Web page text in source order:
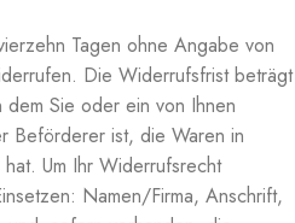
Tagen ohne Angabe von
Die Widerrufsfrist beträgt
Sie oder ein von Ihnen
Beförderer ist, die Waren in
Um Ihr Widerrufsrecht
Namen/Firma, Anschrift,